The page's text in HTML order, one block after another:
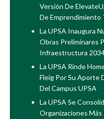
Versión De
De Emprendimiento
La UPSA Inaugura
Obras Preliminares
Infraestructura
La UPSA Rinde
Fleig Por Su Aporte
Del Campus UPSA
La UPSA Se
Organizaciones Más